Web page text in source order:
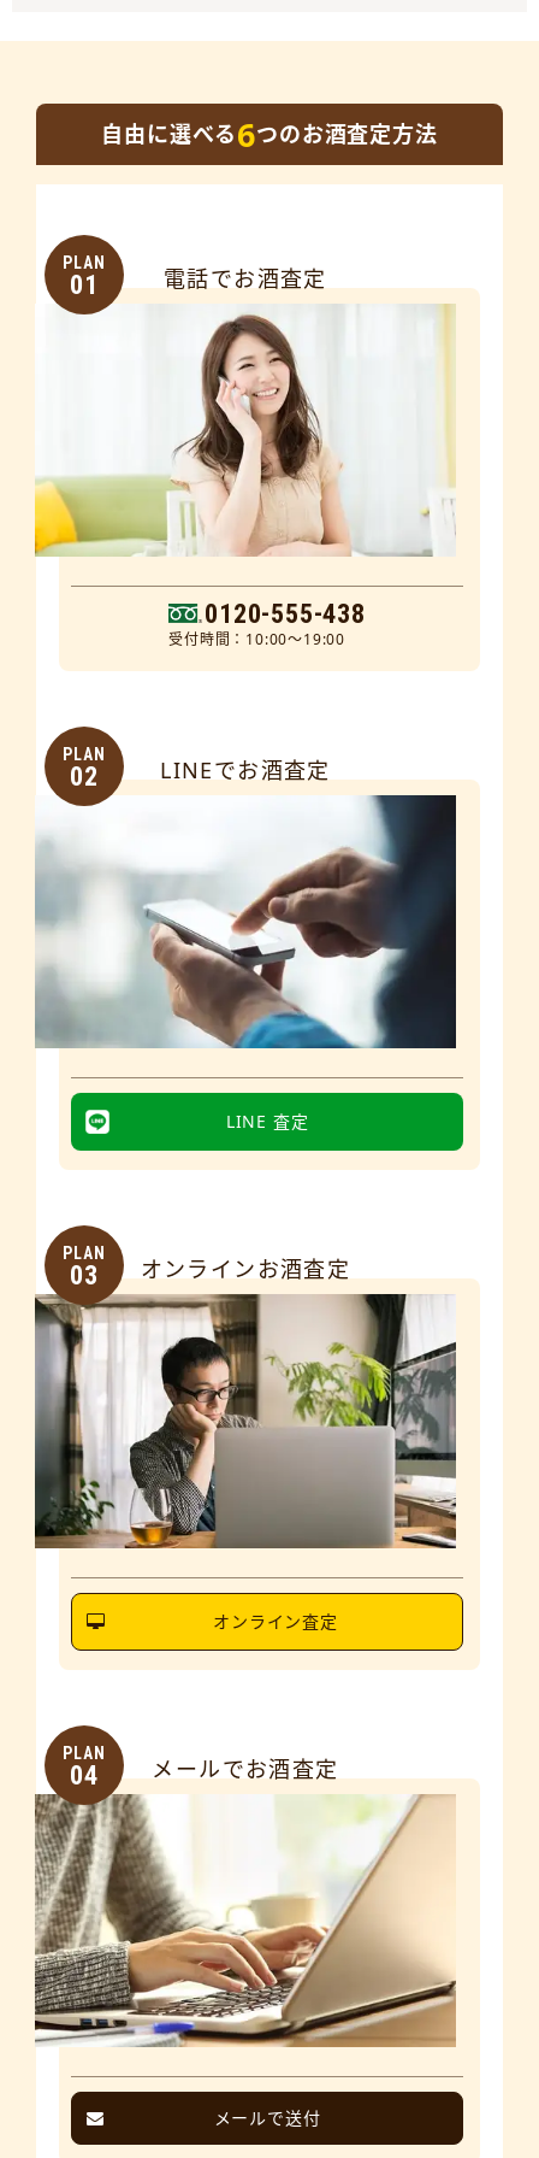
自由に選べる6つのお酒査定方法
PLAN
01 電話でお酒査定
0120-555-438
受付時間：10:00～19:00
PLAN
02 LINEでお酒査定
LINE 査定
PLAN
03 オンラインお酒査定
オンライン査定
PLAN
04 メールでお酒査定
メールで送付